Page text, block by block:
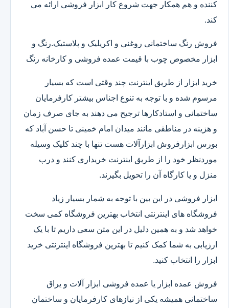
کننده و هم همکار جهت شروع کار ابزار فروشی ارائه می
کند.
فروش رنگ ساختمانی روغنی و اکریلیک و پلاستیک.رنگ و
ابزار مخصوص چوب با قیمت عمده فروشی و کارخانه رنگ
خرید ابزار از طریق اینترنت چند وقتی است که بسیار
مرسوم شده و با توجه به تنوع اجناس بیشتر کارفرمایان
ساختمانی و استادکارها ترجیح می دهند به جای صرف زمان
و هزینه در مناطقی مانند میدان امام خمینی تا حسن آباد که
بورس ابزارفروش ابزارآلات هست تنها با چند کلیک وسیله
موردنظر خود را از طریق اینترنت خریداری کنند و درب
منزل و یا کارگاه آن را تحویل بگیرند.
ابزار فروشی در این بین با توجه به شمار بسیار زیاد
فروشگاه های اینترنتی انتخاب بهترین فروشگاه کمی سخت
خواهد شد و به همین دلیل در این متن سعی داریم تا با یک
ارزیابی به شما کمک کنیم تا بهترین فروشگاه اینترنتی خرید
ابزار را انتخاب کنید.
فروش عمده ابزار یا عمده فروشی ابزار آلات و یراق
ساختمانی همیشه یکی از نیازهای کارفرمایان و ساختمان